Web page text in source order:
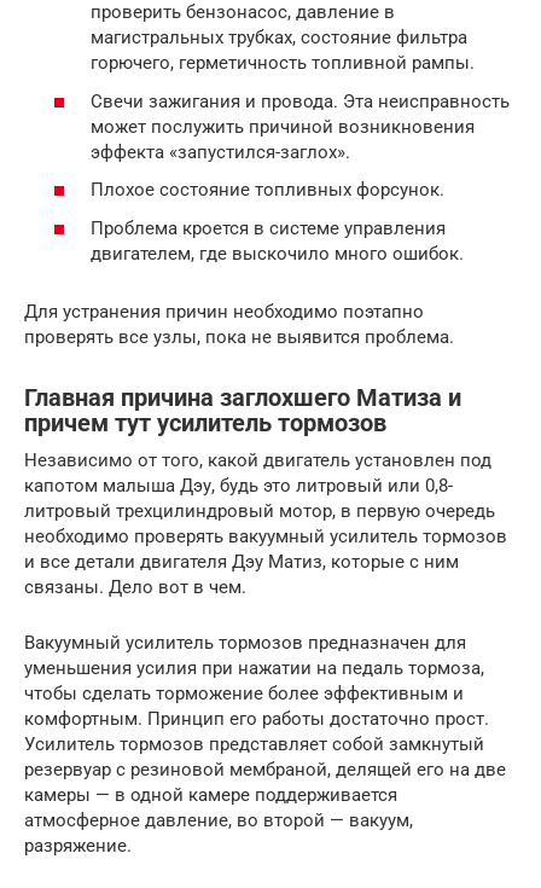
проверить бензонасос, давление в
магистральных трубках, состояние фильтра
горючего, герметичность топливной рампы.
Свечи зажигания и провода. Эта неисправность
может послужить причиной возникновения
эффекта «запустился-заглох».
Плохое состояние топливных форсунок.
Проблема кроется в системе управления
двигателем, где выскочило много ошибок.
Для устранения причин необходимо поэтапно
проверять все узлы, пока не выявится проблема.
Главная причина заглохшего Матиза и
причем тут усилитель тормозов
Независимо от того, какой двигатель установлен под
капотом малыша Дэу, будь это литровый или 0,8-
литровый трехцилиндровый мотор, в первую очередь
необходимо проверять вакуумный усилитель тормозов
и все детали двигателя Дэу Матиз, которые с ним
связаны. Дело вот в чем.
Вакуумный усилитель тормозов предназначен для
уменьшения усилия при нажатии на педаль тормоза,
чтобы сделать торможение более эффективным и
комфортным. Принцип его работы достаточно прост.
Усилитель тормозов представляет собой замкнутый
резервуар с резиновой мембраной, делящей его на две
камеры — в одной камере поддерживается
атмосферное давление, во второй — вакуум,
разряжение.